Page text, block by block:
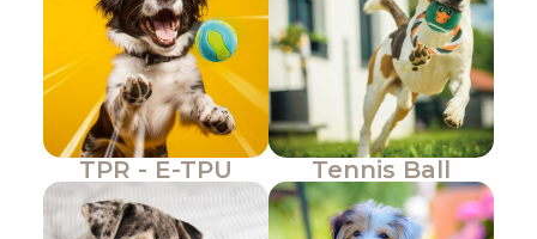
TPR - E-TPU Tennis Ball